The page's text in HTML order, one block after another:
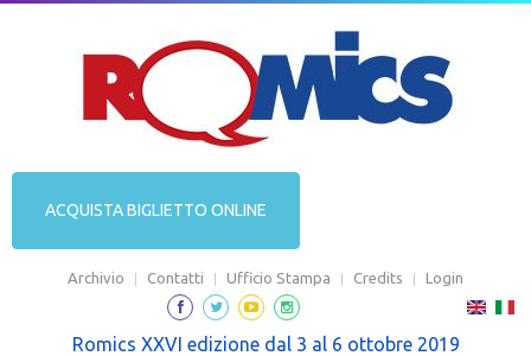
ACQUISTA BIGLIETTO ONLINE
Archivio Contatti Ufficio Stampa Credits Login
Romics XXVI edizione dal 3 al 6 ottobre 2019